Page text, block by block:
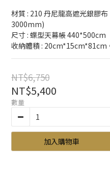
材質 : 210 丹尼龍高遮光銀膠
3000mm)
尺寸 : 蝶型天幕帳 440*500cm
收納體積 : 20cm*15cm*81cm
NT$6,750
NT$5,400
數量
加入購物車